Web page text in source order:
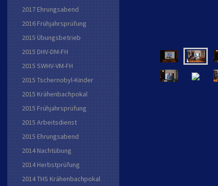
2017 Ehrungsabend
2016 Frühjahrsprüfung
2015 Übungsbetrieb
2015 DHV-DM-FH
2015 SWHV-VM-FH
2015 Tschernobyl-Kinder
2015 Krähenbachpokal
2015 Frühjahrsprüfung
2015 Arbeitsdienst
2015 Ehrungsabend
2014 Nachtübung
2014 Herbstprüfung
2014 THS Krähenbachpokal